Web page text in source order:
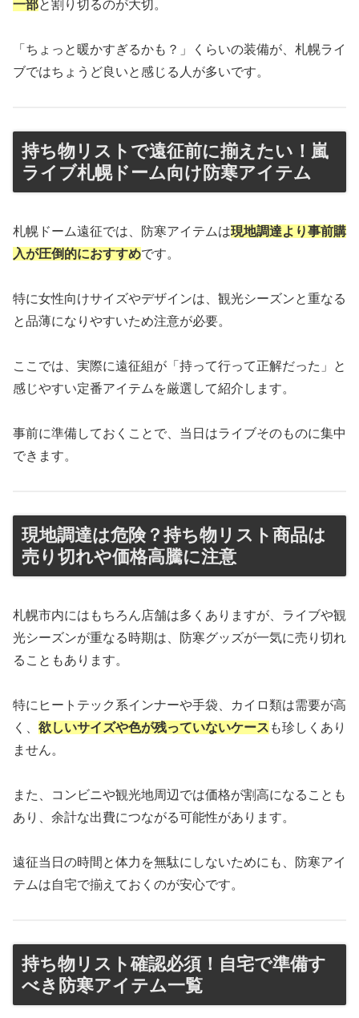
一部と割り切るのが大切。
「ちょっと暖かすぎるかも？」くらいの装備が、札幌ライ
ブではちょうど良いと感じる人が多いです。
持ち物リストで遠征前に揃えたい！嵐
ライブ札幌ドーム向け防寒アイテム
札幌ドーム遠征では、防寒アイテムは現地調達より事前購
入が圧倒的におすすめです。
特に女性向けサイズやデザインは、観光シーズンと重なる
と品薄になりやすいため注意が必要。
ここでは、実際に遠征組が「持って行って正解だった」と
感じやすい定番アイテムを厳選して紹介します。
事前に準備しておくことで、当日はライブそのものに集中
できます。
現地調達は危険？持ち物リスト商品は
売り切れや価格高騰に注意
札幌市内にはもちろん店舗は多くありますが、ライブや観
光シーズンが重なる時期は、防寒グッズが一気に売り切れ
ることもあります。
特にヒートテック系インナーや手袋、カイロ類は需要が高
く、 欲しいサイズや色が残っていないケース も珍しくあり
ません。
また、コンビニや観光地周辺では価格が割高になることも
あり、余計な出費につながる可能性があります。
遠征当日の時間と体力を無駄にしないためにも、防寒アイ
テムは自宅で揃えておくのが安心です。
持ち物リスト確認必須！自宅で準備す
べき防寒アイテム一覧